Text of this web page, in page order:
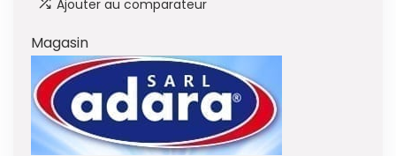
Ajouter au comparateur
Magasin